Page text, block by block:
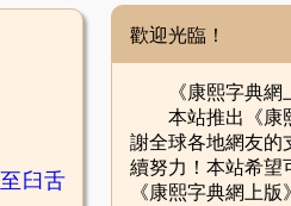
至 臼舌
歡迎光臨！
《康熙字典網上
本站推出《康
謝全球各地網友的
續努力！本站希望
《康熙字典網上版